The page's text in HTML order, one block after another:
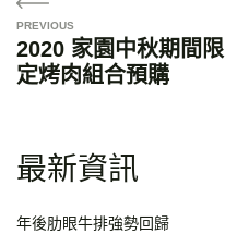
文
章
導
2020 家園中秋期間限
定烤肉組合預購
最新資訊
年後肋眼牛排強勢回歸